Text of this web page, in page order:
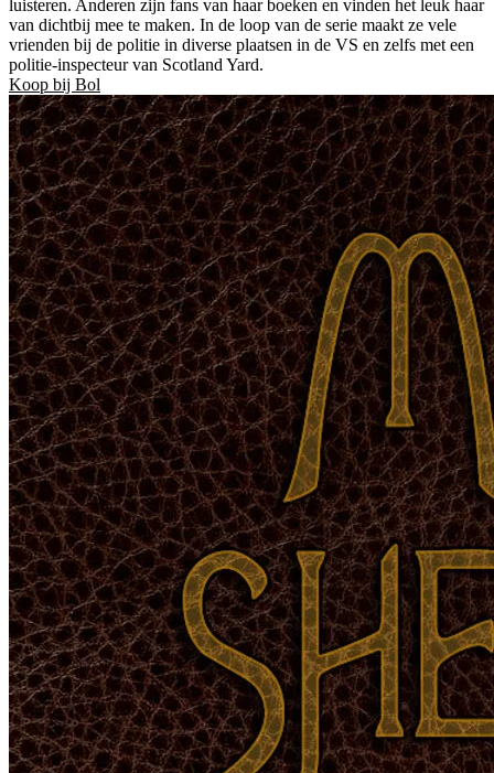
luisteren. Anderen zijn fans van haar boeken en vinden het leuk haar
van dichtbij mee te maken. In de loop van de serie maakt ze vele
vrienden bij de politie in diverse plaatsen in de VS en zelfs met een
politie-inspecteur van Scotland Yard.
Koop bij Bol